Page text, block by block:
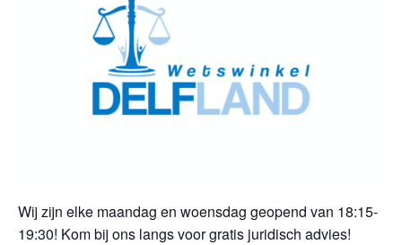
Wij zijn elke maandag en woensdag geopend van 18:15-
19:30! Kom bij ons langs voor gratis juridisch advies!